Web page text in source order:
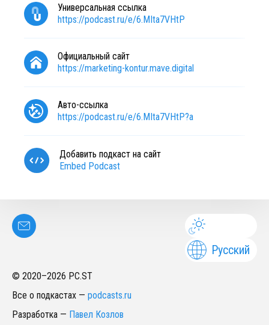
Универсальная ссылка
https://podcast.ru/e/6.MIta7VHtP
Официальный сайт
https://marketing-kontur.mave.digital
Авто-ссылка
https://podcast.ru/e/6.MIta7VHtP?a
Добавить подкаст на сайт
Embed Podcast
Русский
© 2020–2026 PC.ST
Все о подкастах — podcasts.ru
Разработка — Павел Козлов